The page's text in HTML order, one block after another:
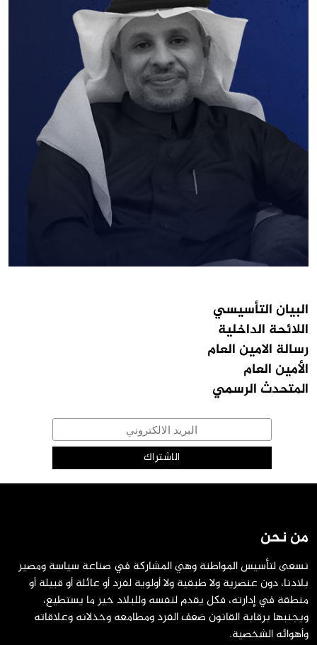
البيان التأسيسي
اللائحة الداخلية
رسالة الامين العام
الأمين العام
المتحدث الرسمي
من نحن
نسعى لتأسيس المواطنة وهي المشاركة في صناعة سياسة ومصير
بلادنا، دون عنصرية ولا طبقية ولا أولوية لفرد أو عائلة أو قبيلة أو
منطقة في إدارته، فكل يقدم لنفسه وللبلاد خير ما يستطيع،
ويجنبها برقابة القانون ضعف الفرد ومطامعه وخذلانه وعلاقاته
وأهوائه الشخصية.